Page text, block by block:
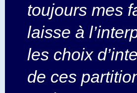
toujours mes
laisse à
les choix
de ces